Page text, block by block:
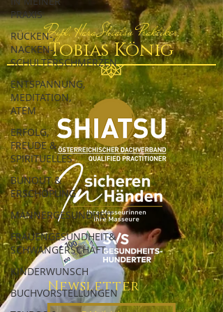
PRAXIS
RÜCKEN-,
NACKEN-,
SCHULTERSCHMERZEN
ENTSPANNUNG,
MEDITATION,
ATEM
ERFOLG,
FREUDE &
SPIRITUELLES
BUNOUT &
ERSCHÖPUNG
MÄNNERGESUNDHEIT
FRAUENGESUNDHEIT&
SCHWANGERSCHAFT
KINDERWUNSCH
BUCHVORSTELLUNGEN
Dipl. Hara Shiatsu Praktiker
Tobias König
Newsletter